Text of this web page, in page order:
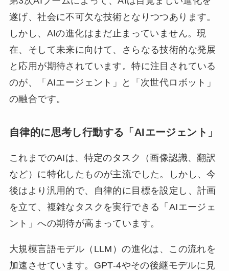
遂げ、社会に不可欠な技術となりつつあります。
しかし、AIの進化はまだ止まっていません。現
在、そして未来に向けて、さらなる技術的な発展
と応用が期待されています。特に注目されている
のが、「AIエージェント」と「次世代ロボット」
の融合です。
自律的に思考し行動する「AIエージェント」
これまでのAIは、特定のタスク（画像認識、翻訳
など）に特化したものが主流でした。しかし、今
後はより汎用的で、自律的に目標を設定し、計画
を立て、複雑なタスクを実行できる「AIエージェ
ント」への期待が高まっています。
大規模言語モデル（LLM）の進化は、この流れを
加速させています。GPT-4やその後継モデルに見